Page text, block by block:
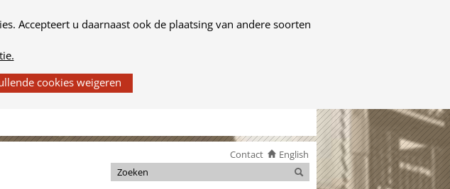
Accepteert u daarnaast ook de plaatsing van andere soorten
Contact English
Zoeken
Zoeken